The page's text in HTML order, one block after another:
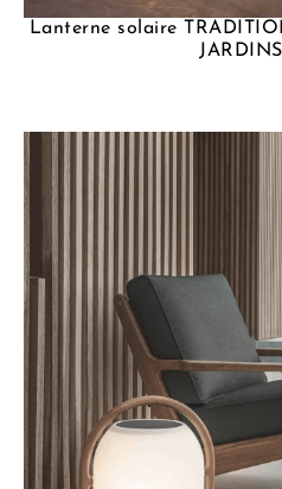
Lanterne solaire
JARDINS